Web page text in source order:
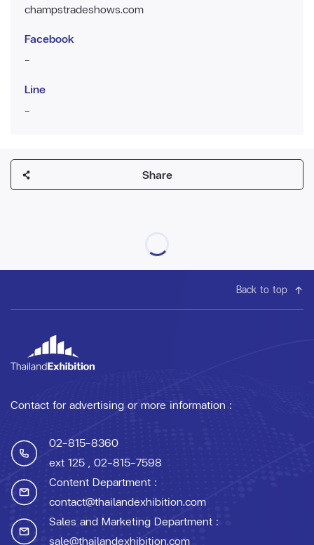
champstradeshows.com
Facebook
-
Line
-
Share
Back to top
Contact for advertising or more information :
02-815-8360
ext 125 , 02-815-7598
Content Department :
contact@thailandexhibition.com
Sales and Marketing Department :
sale@thailandexhibition.com